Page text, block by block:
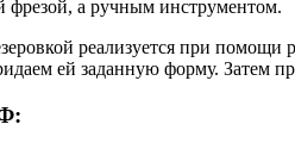
фрезой, а ручным инструментом.
реализуется при
ей заданную форму. Затем